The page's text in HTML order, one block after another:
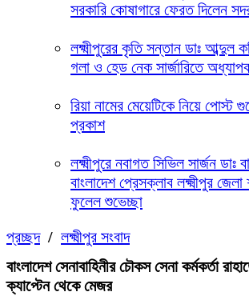
সরকারি কোষাগারে ফেরত দিলেন
লক্ষ্মীপুরের কৃতি সন্তান ডাঃ আব্দুল
গলা ও হেড নেক সার্জারিতে
রিয়া নামের মেয়েটিকে নিয়ে পোস্ট
প্রকাশ
লক্ষ্মীপুরে নবাগত সিভিল সার্জন
বাংলাদেশ প্রেসক্লাব লক্ষ্মীপুর জেলা
ফুলেল শুভেচ্ছা
প্রচ্ছদ/ লক্ষ্মীপুর সংবাদ
বাংলাদেশ সেনাবাহিনীর চৌকস সেনা কর্মকর্তা
ক্যাপ্টেন থেকে মেজর